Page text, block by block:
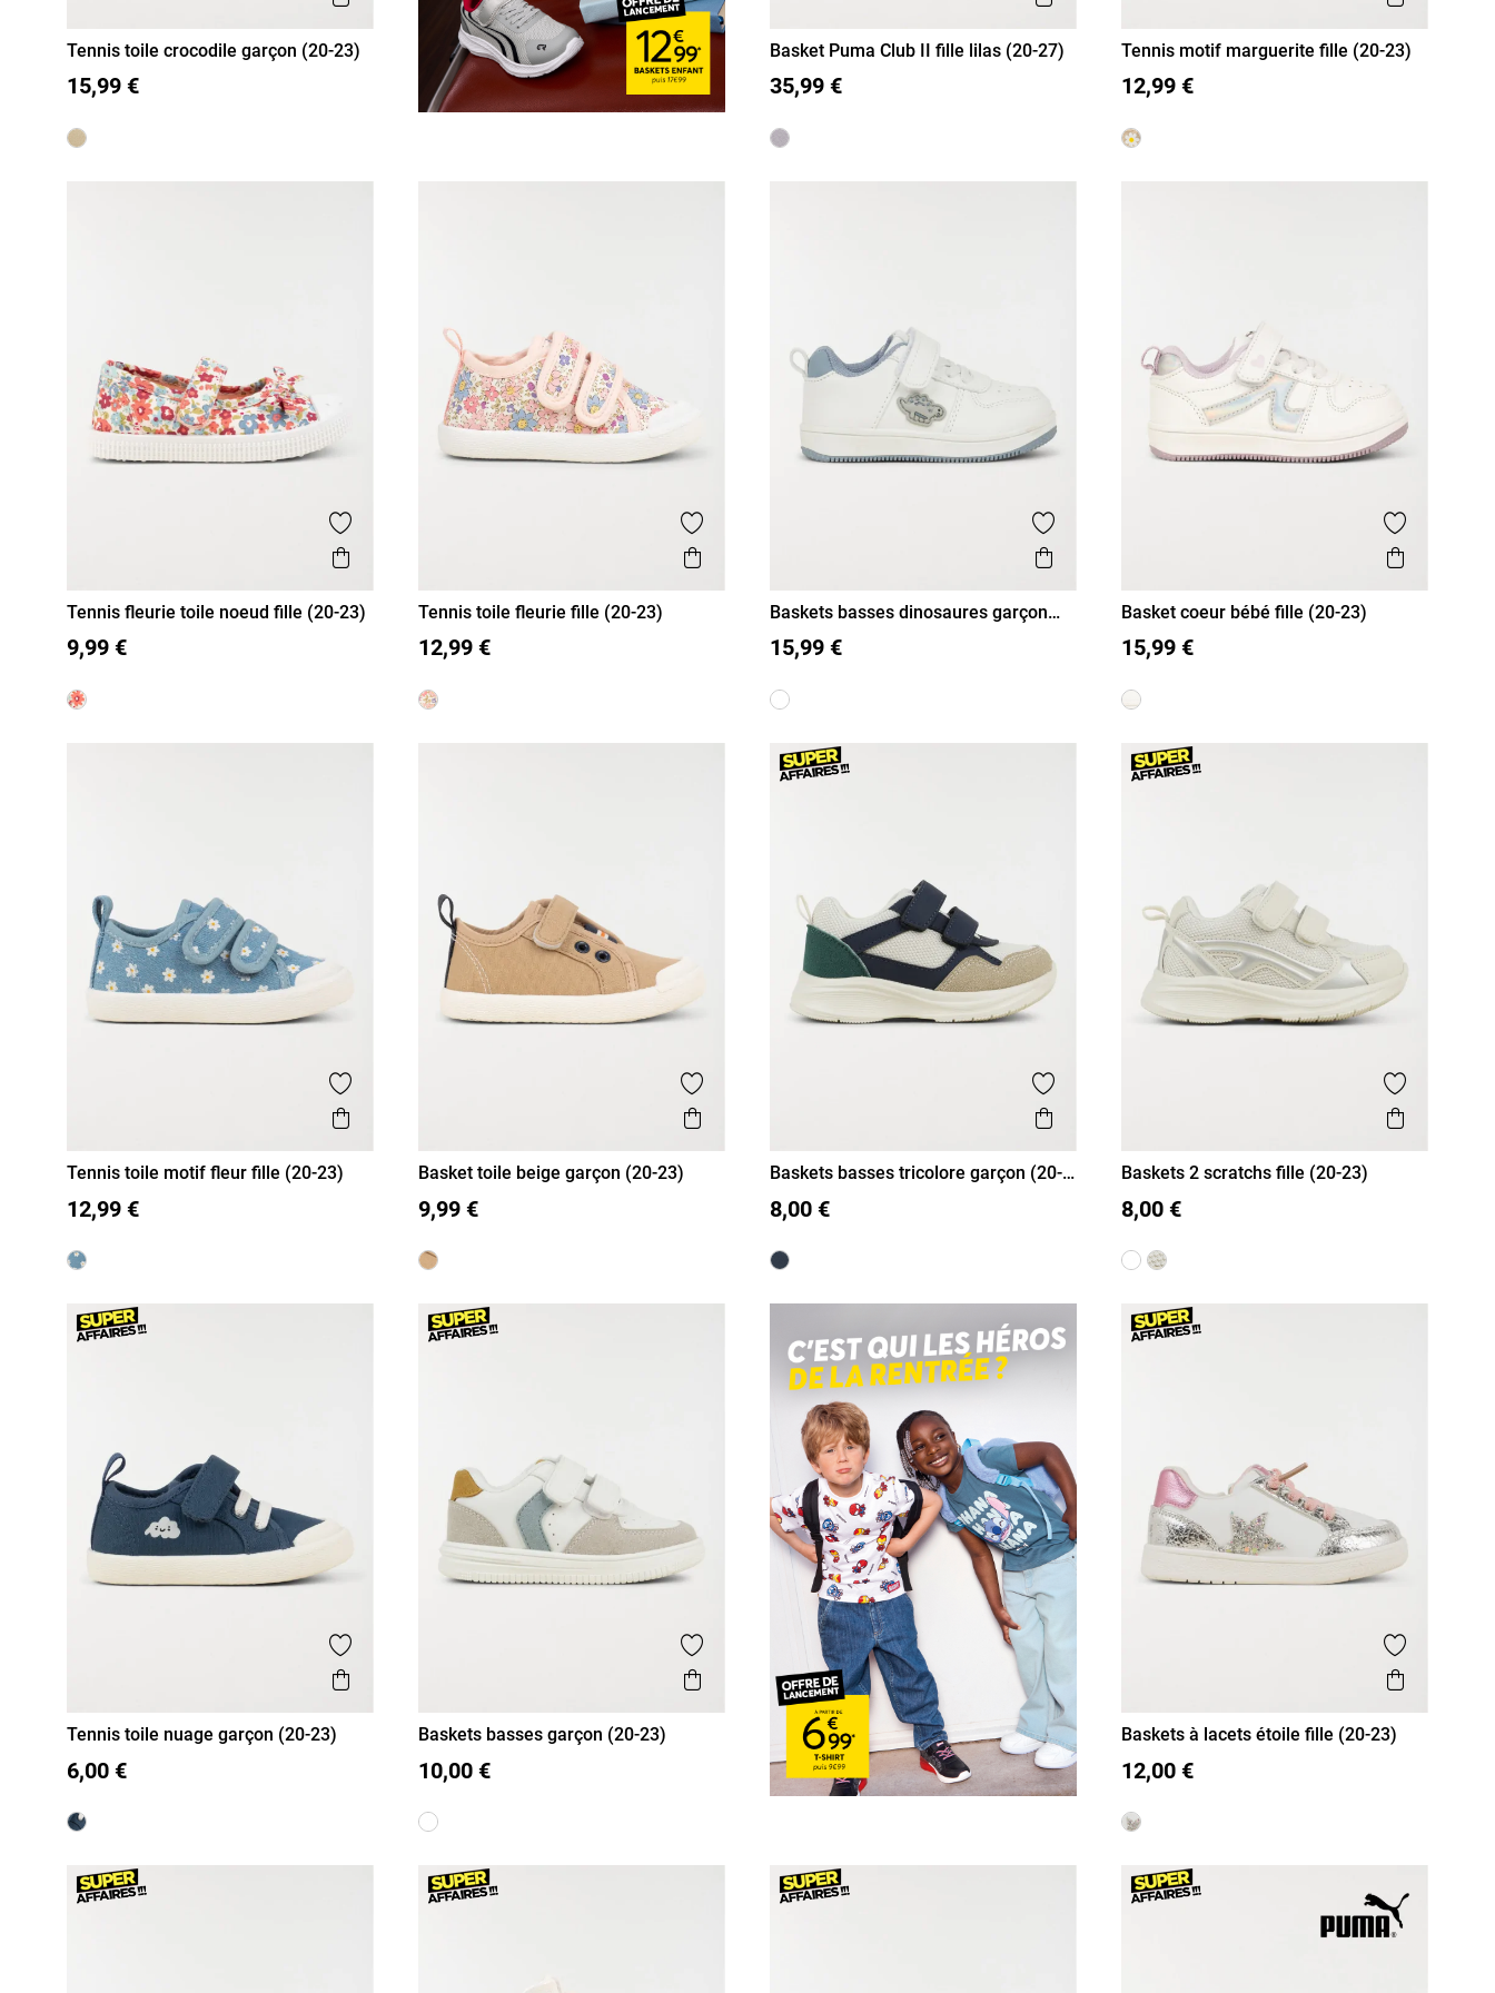
20 21
Tennis toile crocodile garçon (20-23)
15,99 €
20 21 22 23 24 25 26
Basket Puma Club II fille lilas (20-27)
35,99 € 20 21
Tennis motif marguerite fille (20-23)
12,99 €
Ajouter aux favoris
Aperçu rapide
20
Tennis fleurie toile noeud fille (20-23)
9,99 €
Ajouter aux favoris
Aperçu rapide
20 21
Tennis toile fleurie fille (20-23)
12,99 €
Ajouter aux favoris
Aperçu rapide
20 21
Baskets basses dinosaures garçon
15,99 €
Ajouter
Aperçu
20 21
Basket coeur bébé fille (20-23)
15,99 €
Ajouter aux favoris
Aperçu rapide
20 21
Tennis toile motif fleur fille (20-23)
12,99 €
Ajouter aux favoris
Aperçu rapide
20
Basket toile beige garçon (20-23)
9,99 €
Ajouter aux favoris
Aperçu rapide
20
Baskets basses tricolore garçon (20-
8,00 €
Ajouter
Aperçu
20
Baskets 2 scratchs fille (20-23)
8,00 €
Ajouter aux favoris
Aperçu rapide
20
Tennis toile nuage garçon (20-23)
6,00 €
Ajouter aux favoris
Aperçu rapide
20 21
Baskets basses garçon (20-23)
10,00 €
Ajouter
Aperçu
20 21
Baskets à lacets étoile fille (20-23)
12,00 €